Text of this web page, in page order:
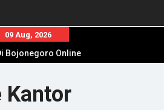
09 Aug, 2026
Bojonegoro Online